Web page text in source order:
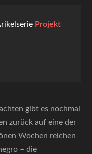
Projekt
gibt es nochmal
zurück auf eine der
Wochen reichen
– die